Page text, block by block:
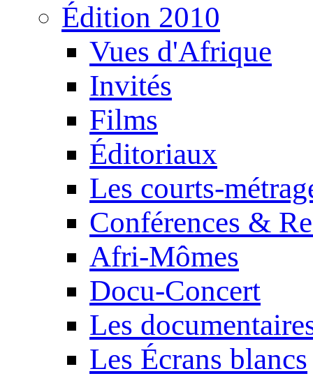
Édition 2010
Vues d'Afrique
Invités
Films
Éditoriaux
Les courts-
Conférences &
Afri-Mômes
Docu-Concert
Les
Les Écrans blancs